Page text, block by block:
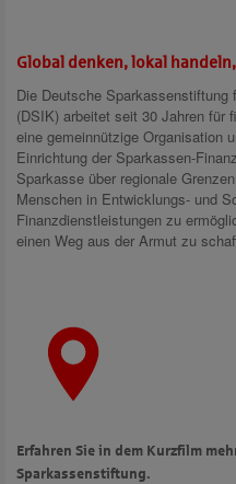
Global denken, lokal
Die Deutsche Sparkassenstiftung
(DSIK) arbeitet seit 30 Jahren für
eine gemeinnützige Organisation
Einrichtung der Sparkassen-
Sparkasse über regionale
Menschen in Entwicklungs- und
Finanzdienstleistungen zu
einen Weg aus der Armut zu
Erfahren Sie in dem Kurzfilm
Sparkassenstiftung.